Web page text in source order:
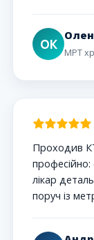
ОК
МРТ
Проходив
професійно:
лікар
поруч із